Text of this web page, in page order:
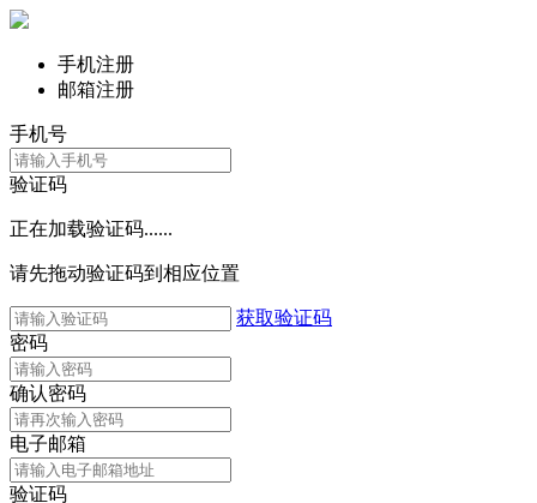
手机注册
邮箱注册
手机号
验证码
正在加载验证码......
请先拖动验证码到相应位置
获取验证码
密码
确认密码
电子邮箱
验证码